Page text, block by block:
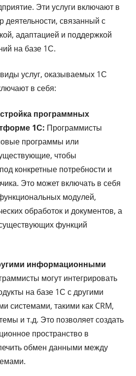
Эти услуги включают в
деятельности, связанный с
адаптацией и поддержкой
на базе 1С.
услуг, оказываемых 1С
в себя:
программных
1С: Программисты
программы или
чтобы
конкретные потребности и
Это может включать в себя
модулей,
обработок и документов, а
функций
информационными
могут интегрировать
на базе 1С с другими
системами, такими как CRM,
и т.д. Это позволяет создать
пространство в
обмен данными между